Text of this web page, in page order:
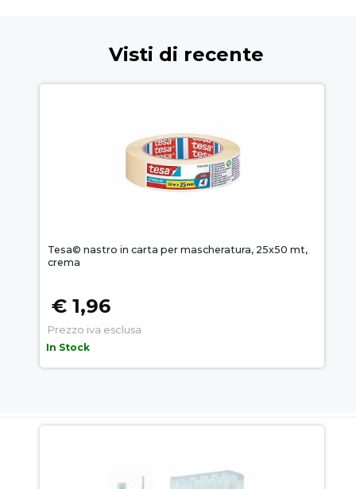
Visti di recente
Tesa© nastro in carta per mascheratura, 25x50 mt,
crema
€ 1,96
Prezzo iva esclusa
In Stock
SUCCESSO